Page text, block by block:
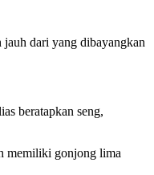
jauh dari yang dibayangkan
beratapkan seng,
memiliki gonjong lima